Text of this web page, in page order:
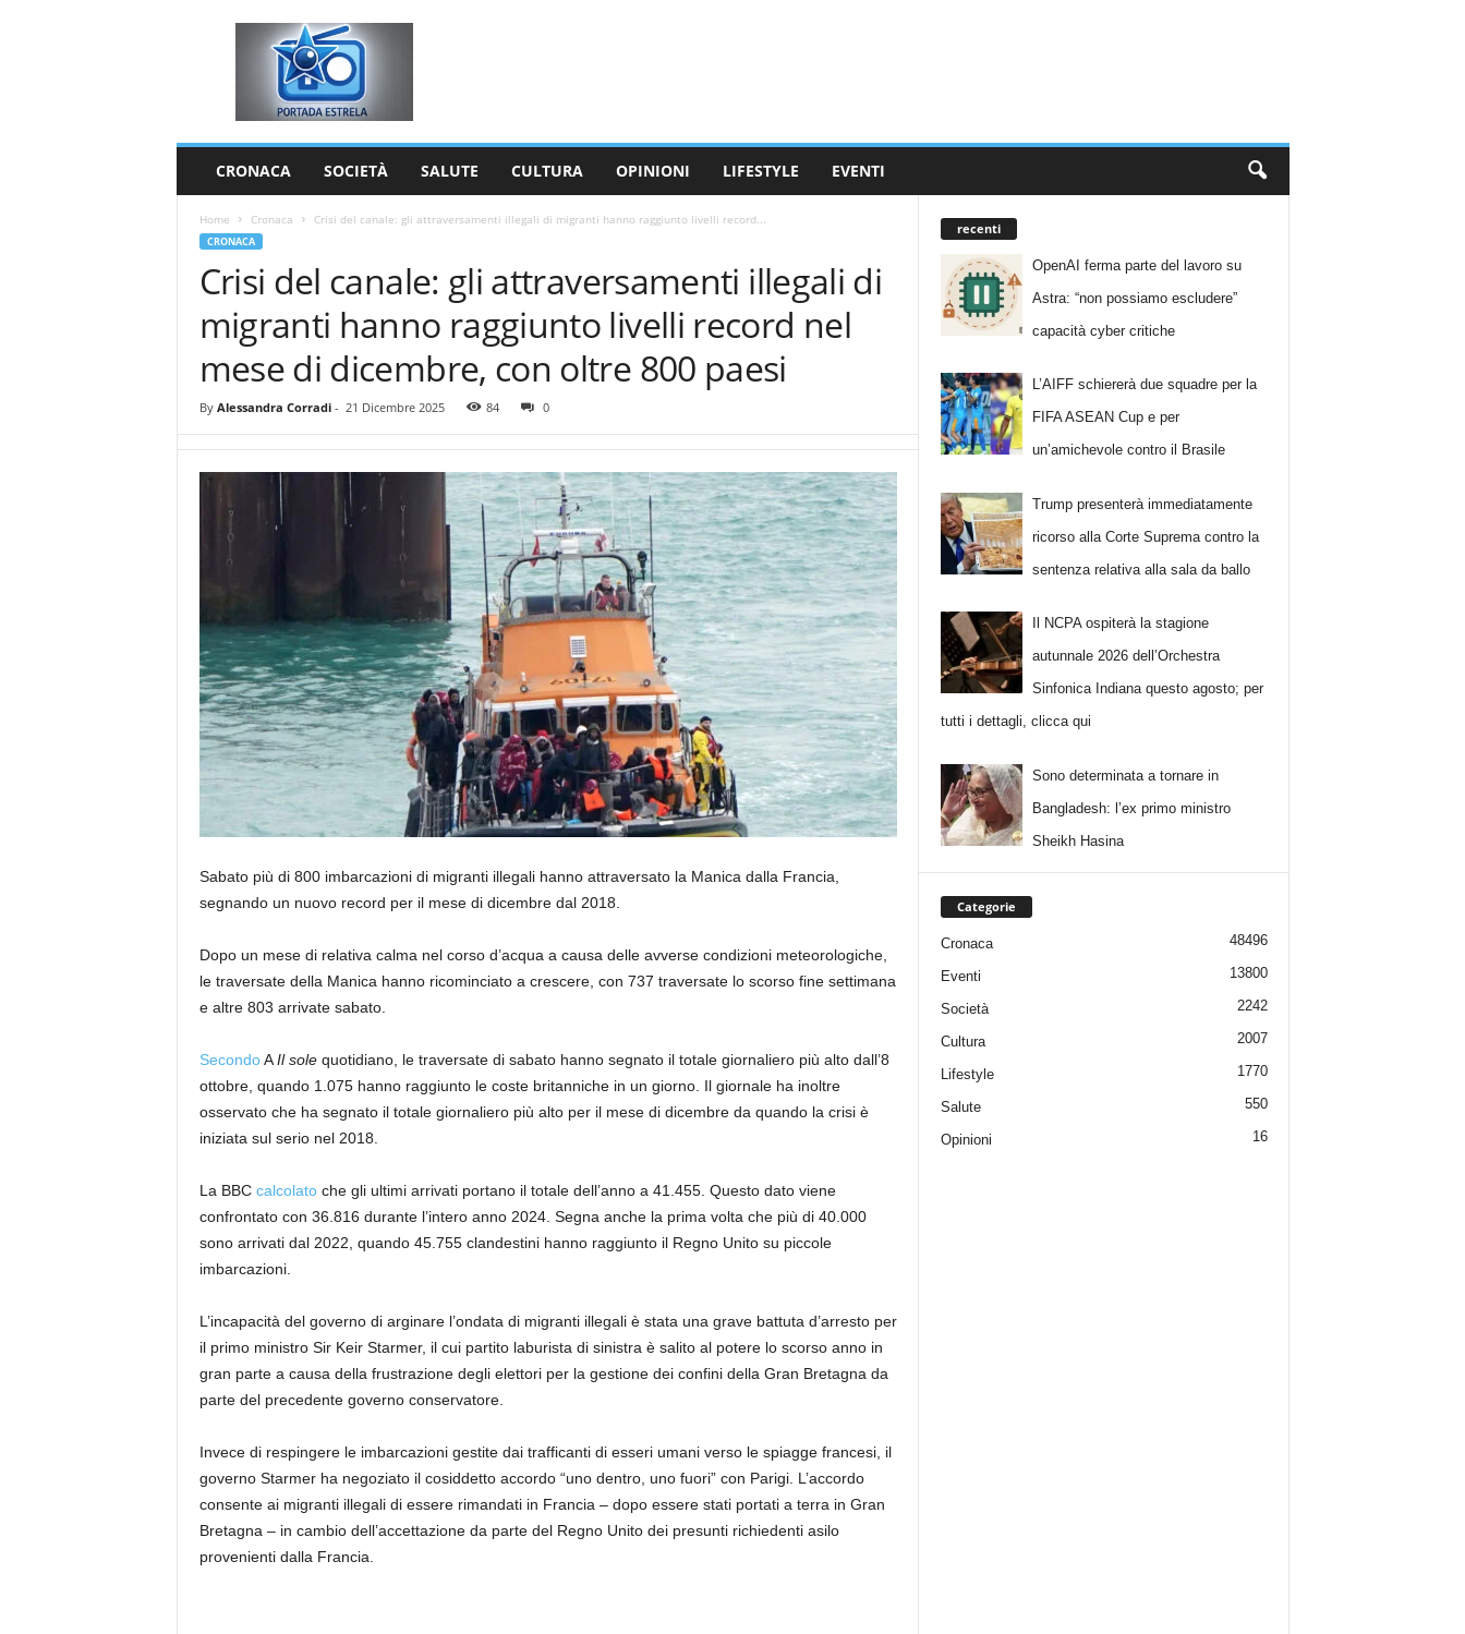
CRONACA SOCIETÀ SALUTE CULTURA OPINIONI LIFESTYLE EVENTI
Home Cronaca Crisi del canale: gli attraversamenti illegali di migranti hanno raggiunto livelli record...
CRONACA
Crisi del canale: gli attraversamenti illegali di
migranti hanno raggiunto livelli record nel
mese di dicembre, con oltre 800 paesi
By Alessandra Corradi- 21 Dicembre 2025 84 0
Sabato più di 800 imbarcazioni di migranti illegali hanno attraversato la Manica dalla Francia,
segnando un nuovo record per il mese di dicembre dal 2018.
Dopo un mese di relativa calma nel corso d’acqua a causa delle avverse condizioni meteorologiche,
le traversate della Manica hanno ricominciato a crescere, con 737 traversate lo scorso fine settimana
e altre 803 arrivate sabato.
SecondoAIl solequotidiano, le traversate di sabato hanno segnato il totale giornaliero più alto dall’8
ottobre, quando 1.075 hanno raggiunto le coste britanniche in un giorno. Il giornale ha inoltre
osservato che ha segnato il totale giornaliero più alto per il mese di dicembre da quando la crisi è
iniziata sul serio nel 2018.
La BBC calcolatoche gli ultimi arrivati ​​portano il totale dell’anno a 41.455. Questo dato viene
confrontato con 36.816 durante l’intero anno 2024. Segna anche la prima volta che più di 40.000
sono arrivati ​​dal 2022, quando 45.755 clandestini hanno raggiunto il Regno Unito su piccole
imbarcazioni.
L’incapacità del governo di arginare l’ondata di migranti illegali è stata una grave battuta d’arresto per
il primo ministro Sir Keir Starmer, il cui partito laburista di sinistra è salito al potere lo scorso anno in
gran parte a causa della frustrazione degli elettori per la gestione dei confini della Gran Bretagna da
parte del precedente governo conservatore.
Invece di respingere le imbarcazioni gestite dai trafficanti di esseri umani verso le spiagge francesi, il
governo Starmer ha negoziato il cosiddetto accordo “uno dentro, uno fuori” con Parigi. L’accordo
consente ai migranti illegali di essere rimandati in Francia – dopo essere stati portati a terra in Gran
Bretagna – in cambio dell’accettazione da parte del Regno Unito dei presunti richiedenti asilo
provenienti dalla Francia.
recenti
OpenAI ferma parte del lavoro su
Astra: “non possiamo escludere”
capacità cyber critiche
L’AIFF schiererà due squadre per la
FIFA ASEAN Cup e per
un’amichevole contro il Brasile
Trump presenterà immediatamente
ricorso alla Corte Suprema contro la
sentenza relativa alla sala da ballo
Il NCPA ospiterà la stagione
autunnale 2026 dell’Orchestra
Sinfonica Indiana questo agosto; per
tutti i dettagli, clicca qui
Sono determinata a tornare in
Bangladesh: l’ex primo ministro
Sheikh Hasina
Categorie
Cronaca 48496
Eventi 13800
Società 2242
Cultura 2007
Lifestyle 1770
Salute 550
Opinioni 16